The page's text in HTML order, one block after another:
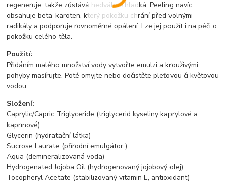
regeneruje, takže zůstává hedvábně hladká. Peeling navíc
obsahuje beta-karoten, který pokožku chrání před volnými
radikály a podporuje rovnoměrné opálení. Lze jej použít i na péči o
pokožku celého těla.
Použití:
Přidáním malého množství vody vytvořte emulzi a krouživými
pohyby masírujte. Poté omyjte nebo dočistěte pleťovou či květovou
vodou.
Složení:
Caprylic/Capric Triglyceride (triglycerid kyseliny kaprylové a
kaprinové)
Glycerin (hydratační látka)
Sucrose Laurate (přírodní emulgátor )
Aqua (demineralizovaná voda)
Hydrogenated Jojoba Oil (hydrogenovaný jojobový olej)
Tocopheryl Acetate (stabilizovaný vitamin E, antioxidant)